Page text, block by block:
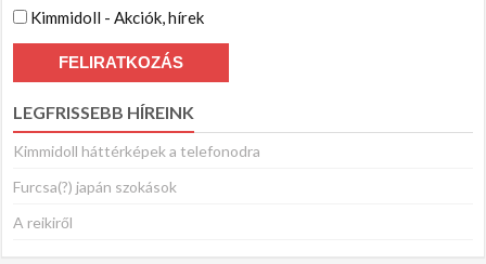
Kimmidoll - Akciók, hírek
LEGFRISSEBB HÍREINK
Kimmidoll háttérképek a telefonodra
Furcsa(?) japán szokások
A reikiről